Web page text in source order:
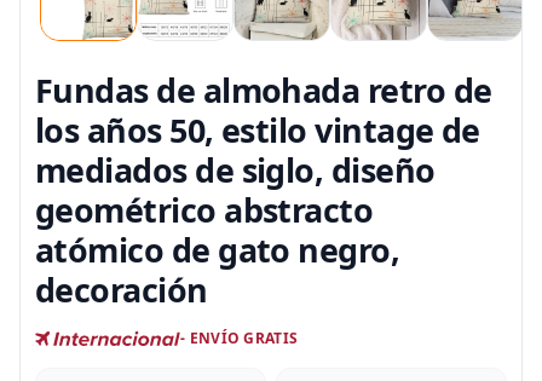
Fundas de almohada retro de
los años 50, estilo vintage de
mediados de siglo, diseño
geométrico abstracto
atómico de gato negro,
decoración
- ENVÍO GRATIS